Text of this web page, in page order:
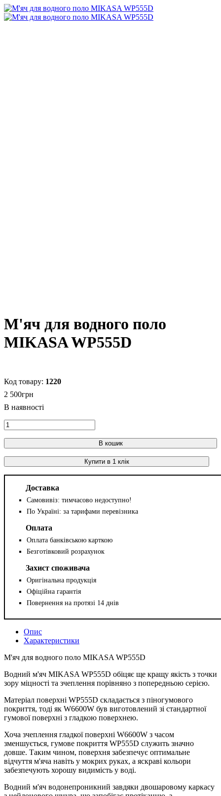
М'яч для водного поло
MIKASA WP555D
1220
2 500грн
В кошик
Купити в 1 клік
Доставка
Самовивіз: тимчасово недоступно!
По Україні: за тарифами перевізника
Оплата
Оплата банківською карткою
Безготівковий розрахунок
Захист споживача
Оригінальна продукція
Офіційна гарантія
Повернення на протязі 14 днів
Опис
Характеристики
М'яч для водного поло MIKASA WP555D
Водний м'яч MIKASA WP555D обіцяє ще кращу якість з точки
зору міцності та зчеплення порівняно з попередньою серією.
Матеріал поверхні WP555D складається з піногумового
покриття, тоді як W6600W був виготовлений зі стандартної
гумової поверхні з гладкою поверхнею.
Хоча зчеплення гладкої поверхні W6600W з часом
зменшується, гумове покриття WP555D служить значно
довше. Таким чином, поверхня забезпечує оптимальне
відчуття м'яча навіть у мокрих руках, а яскраві кольори
забезпечують хорошу видимість у воді.
Водний м'яч водонепроникний завдяки двошаровому каркасу